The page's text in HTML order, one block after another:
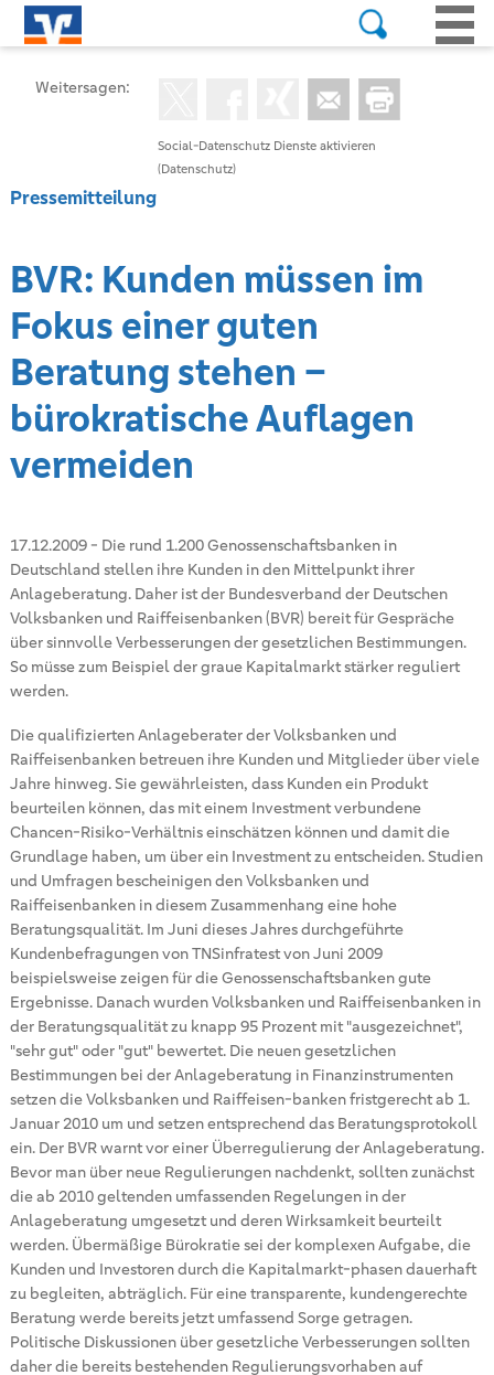
Social-Datenschutz Dienste aktivieren
(Datenschutz)
Weitersagen:
Pressemitteilung
BVR: Kunden müssen im
Fokus einer guten
Beratung stehen –
bürokratische Auflagen
vermeiden
17.12.2009- Die rund 1.200 Genossenschaftsbanken in
Deutschland stellen ihre Kunden in den Mittelpunkt ihrer
Anlageberatung. Daher ist der Bundesverband der Deutschen
Volksbanken und Raiffeisenbanken (BVR) bereit für Gespräche
über sinnvolle Verbesserungen der gesetzlichen Bestimmungen.
So müsse zum Beispiel der graue Kapitalmarkt stärker reguliert
werden.
Die qualifizierten Anlageberater der Volksbanken und
Raiffeisenbanken betreuen ihre Kunden und Mitglieder über viele
Jahre hinweg. Sie gewährleisten, dass Kunden ein Produkt
beurteilen können, das mit einem Investment verbundene
Chancen-Risiko-Verhältnis einschätzen können und damit die
Grundlage haben, um über ein Investment zu entscheiden. Studien
und Umfragen bescheinigen den Volksbanken und
Raiffeisenbanken in diesem Zusammenhang eine hohe
Beratungsqualität. Im Juni dieses Jahres durchgeführte
Kundenbefragungen von TNSinfratest von Juni 2009
beispielsweise zeigen für die Genossenschaftsbanken gute
Ergebnisse. Danach wurden Volksbanken und Raiffeisenbanken in
der Beratungsqualität zu knapp 95 Prozent mit "ausgezeichnet",
"sehr gut" oder "gut" bewertet. Die neuen gesetzlichen
Bestimmungen bei der Anlageberatung in Finanzinstrumenten
setzen die Volksbanken und Raiffeisen-banken fristgerecht ab 1.
Januar 2010 um und setzen entsprechend das Beratungsprotokoll
ein. Der BVR warnt vor einer Überregulierung der Anlageberatung.
Bevor man über neue Regulierungen nachdenkt, sollten zunächst
die ab 2010 geltenden umfassenden Regelungen in der
Anlageberatung umgesetzt und deren Wirksamkeit beurteilt
werden. Übermäßige Bürokratie sei der komplexen Aufgabe, die
Kunden und Investoren durch die Kapitalmarkt-phasen dauerhaft
zu begleiten, abträglich. Für eine transparente, kundengerechte
Beratung werde bereits jetzt umfassend Sorge getragen.
Politische Diskussionen über gesetzliche Verbesserungen sollten
daher die bereits bestehenden Regulierungsvorhaben auf